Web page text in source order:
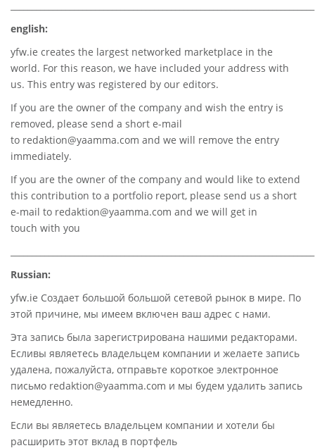
english:
yfw.ie creates the largest networked marketplace in the
world. For this reason, we have included your address with
us. This entry was registered by our editors.
If you are the owner of the company and wish the entry is
removed, please send a short e-mail
to redaktion@yaamma.com and we will remove the entry
immediately.
If you are the owner of the company and would like to extend
this contribution to a portfolio report, please send us a short
e-mail to redaktion@yaamma.com and we will get in
touch with you
Russian:
yfw.ie Создает большой большой сетевой рынок в мире. По
этой причине, мы имеем включен ваш адрес с нами.
Эта запись была зарегистрирована нашими редакторами.
Есливы являетесь владельцем компании и желаете запись
удалена, пожалуйста, отправьте короткое электронное
письмо redaktion@yaamma.com и мы будем удалить запись
немедленно.
Если вы являетесь владельцем компании и хотели бы
расширить этот вклад в портфель